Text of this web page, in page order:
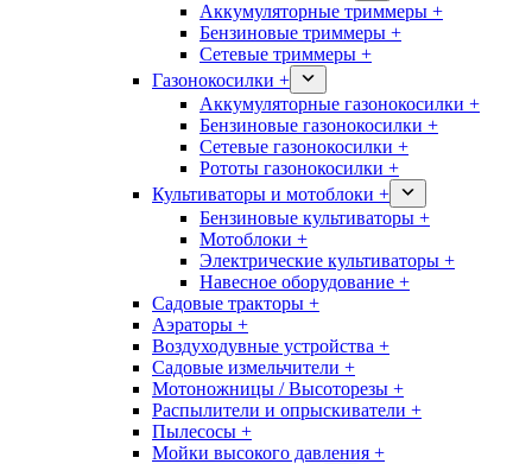
Аккумуляторные триммеры +
Бензиновые триммеры +
Сетевые триммеры +
Газонокосилки +
Аккумуляторные газонокосилки +
Бензиновые газонокосилки +
Сетевые газонокосилки +
Рототы газонокосилки +
Культиваторы и мотоблоки +
Бензиновые культиваторы +
Мотоблоки +
Электрические культиваторы +
Навесное оборудование +
Садовые тракторы +
Аэраторы +
Воздуходувные устройства +
Садовые измельчители +
Мотоножницы / Высоторезы +
Распылители и опрыскиватели +
Пылесосы +
Мойки высокого давления +